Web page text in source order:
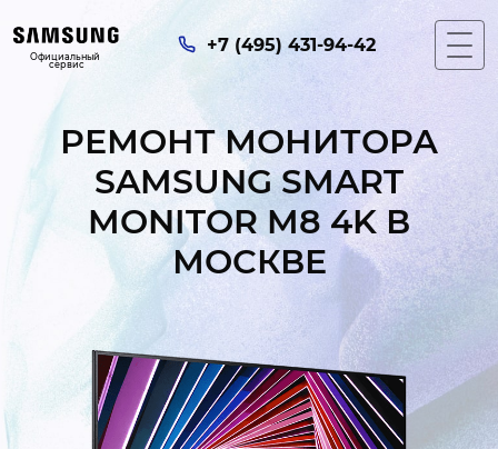
Официальный
сервис
+7 (495) 431-94-42
РЕМОНТ МОНИТОРА
SAMSUNG SMART
MONITOR M8 4K В
МОСКВЕ